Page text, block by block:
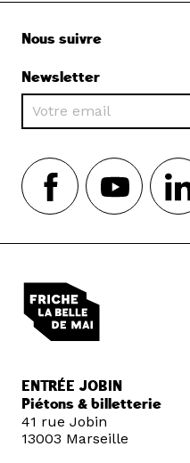
Nous suivre
Newsletter
ENTRÉE JOBIN
Piétons & billetterie
41 rue Jobin
13003 Marseille